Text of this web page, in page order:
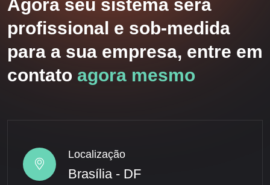
Agora seu sistema será
profissional e sob-medida
para a sua empresa, entre em
contato agora mesmo
Localização
Brasília - DF